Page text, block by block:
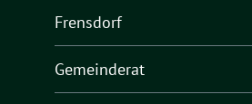
Frensdorf
Gemeinderat